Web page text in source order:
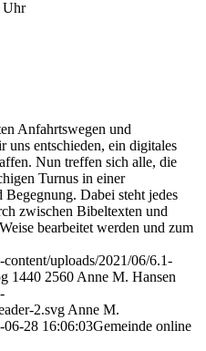
Uhr
Anfahrtswegen und
uns entschieden, ein digitales
Nun treffen sich alle, die
Turnus in einer
Dabei steht jedes
zwischen Bibeltexten und
bearbeitet werden und zum
uploads/2021/06/6.1-
1440 2560 Anne M. Hansen
2.svg Anne M.
06-28 16:06:03Gemeinde online